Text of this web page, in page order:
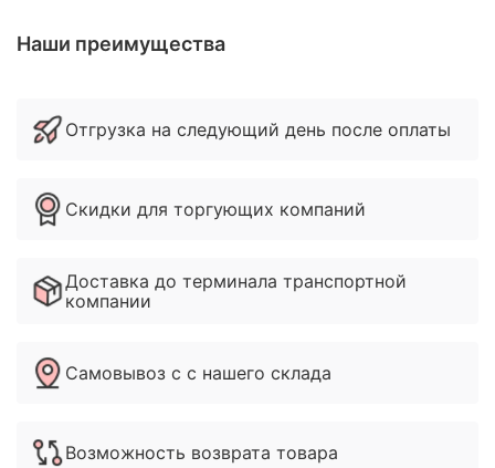
Наши преимущества
Отгрузка на следующий день после оплаты
Скидки для торгующих компаний
Доставка до терминала транспортной
компании
Самовывоз с с нашего склада
Возможность возврата товара